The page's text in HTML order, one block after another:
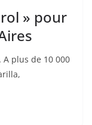
» pour
plus de 10 000